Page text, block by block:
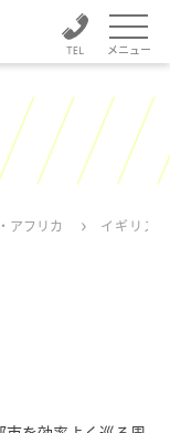
メニュー
アフリカ イギリス